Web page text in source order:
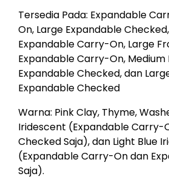
Tersedia Pada: Expandable
On, Large Expandable
Expandable Carry-On, Large
Expandable Carry-On,
Expandable Checked, dan
Expandable Checked
Warna: Pink Clay, Thyme,
Iridescent (Expandable Carry-
Checked Saja), dan Light Blue
(Expandable Carry-On dan
Saja).